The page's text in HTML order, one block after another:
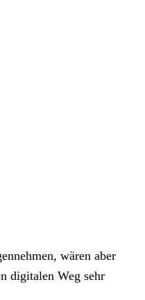
wären aber
digitalen Weg sehr